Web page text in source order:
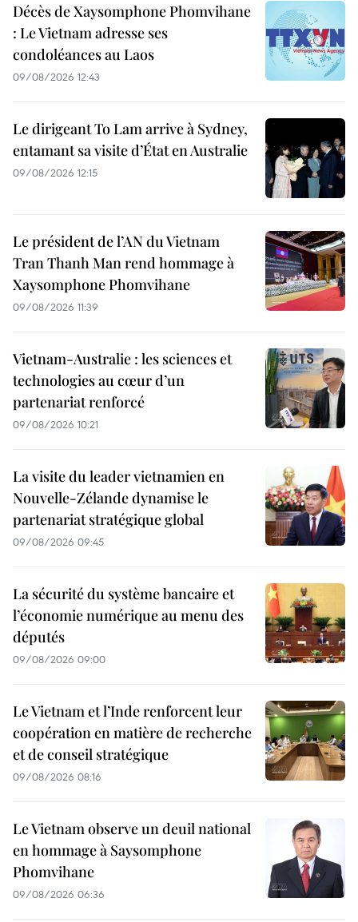
Décès de Xaysomphone Phomvihane
: Le Vietnam adresse ses
condoléances au Laos
09/08/2026 12:43
Le dirigeant To Lam arrive à Sydney,
entamant sa visite d’État en Australie
09/08/2026 12:15
Le président de l’AN du Vietnam
Tran Thanh Man rend hommage à
Xaysomphone Phomvihane
09/08/2026 11:39
Vietnam-Australie : les sciences et
technologies au cœur d’un
partenariat renforcé
09/08/2026 10:21
La visite du leader vietnamien en
Nouvelle-Zélande dynamise le
partenariat stratégique global
09/08/2026 09:45
La sécurité du système bancaire et
l’économie numérique au menu des
députés
09/08/2026 09:00
Le Vietnam et l’Inde renforcent leur
coopération en matière de recherche
et de conseil stratégique
09/08/2026 08:16
Le Vietnam observe un deuil national
en hommage à Saysomphone
Phomvihane
09/08/2026 06:36